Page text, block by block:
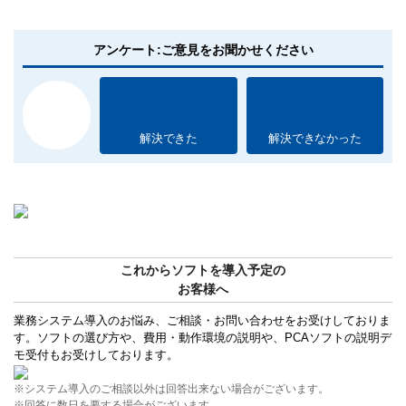
アンケート:ご意見をお聞かせください
解決できた 解決できなかった
これからソフトを導入予定の
お客様へ
業務システム導入のお悩み、ご相談・お問い合わせをお受けしておりま
す。ソフトの選び方や、費用・動作環境の説明や、PCAソフトの説明デ
モ受付もお受けしております。
※システム導入のご相談以外は回答出来ない場合がございます。